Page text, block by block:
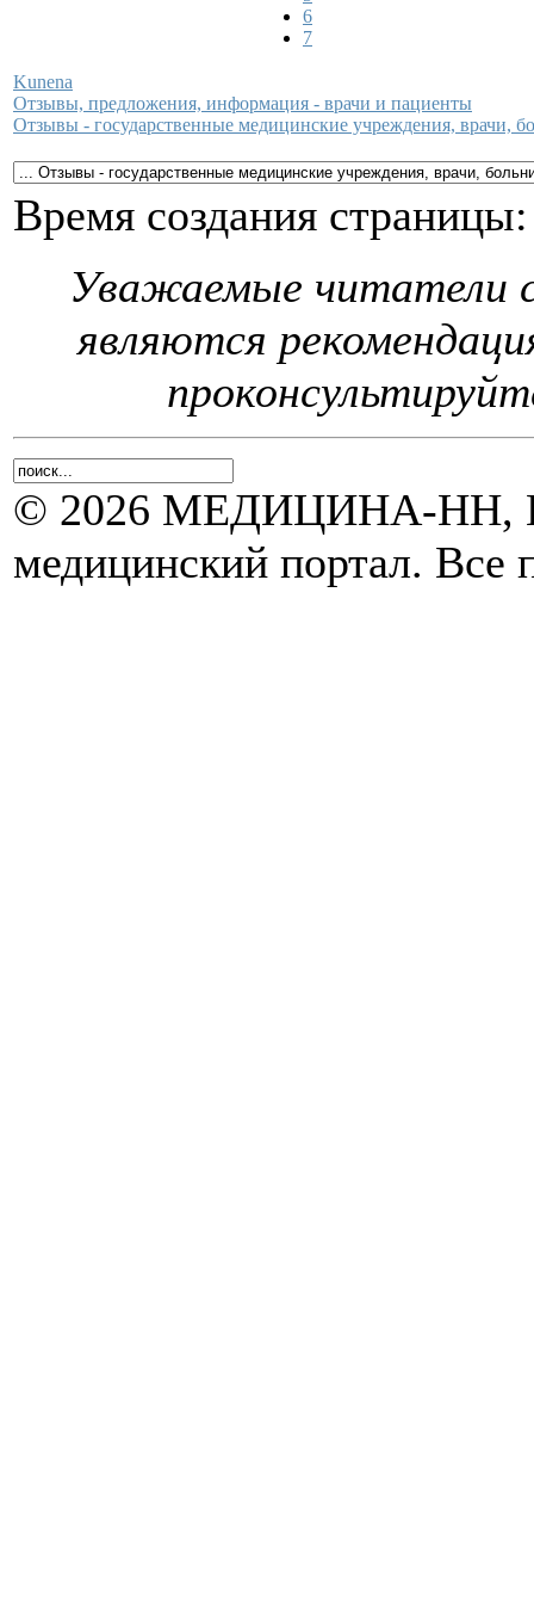
6
7
Kunena
Отзывы, предложения, информация - врачи и пациенты
Отзывы - государственные медицинские учреждения, врачи,
Время создания
Уважаемые читатели
являются
© 2026 МЕДИЦИНА-НН,
медицинский портал. Все